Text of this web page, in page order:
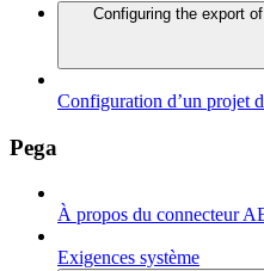
Configuring the export
Configuration d’un projet
Pega
À propos du connecteur
Exigences système